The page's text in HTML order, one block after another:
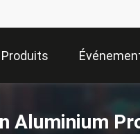
Produits
Aluminium